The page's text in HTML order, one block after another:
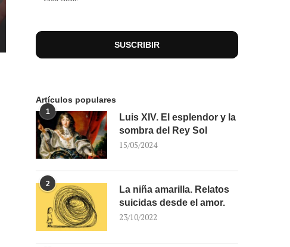
Artículos populares
1
Luis XIV. El esplendor y la
sombra del Rey Sol
15/05/2024
2
La niña amarilla. Relatos
suicidas desde el amor.
23/10/2022